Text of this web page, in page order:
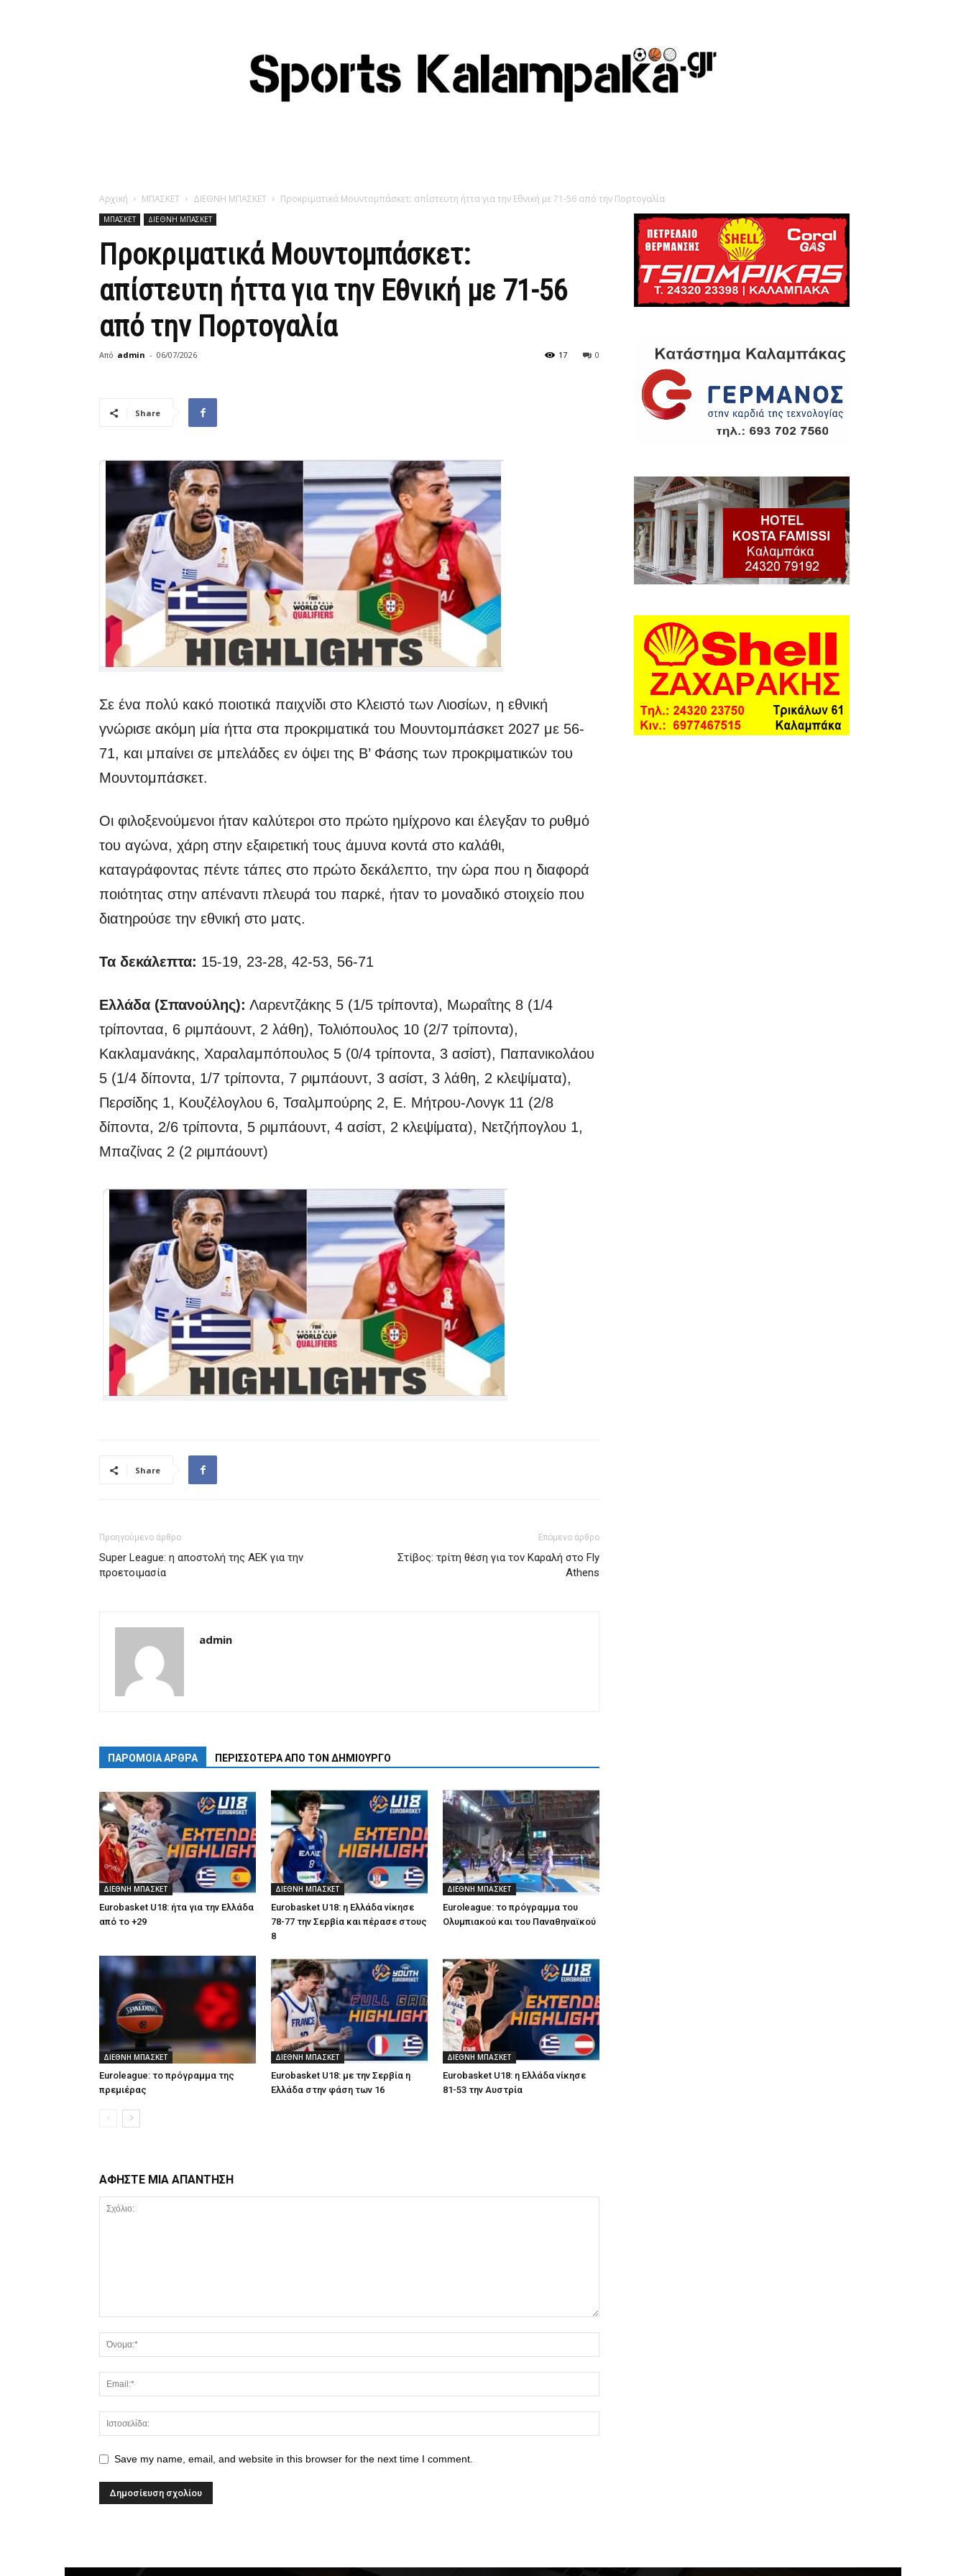
Αρχική ΜΠΑΣΚΕΤ ΔΙΕΘΝΗ ΜΠΑΣΚΕΤ Προκριματικά Μουντομπάσκετ: απίστευτη ήττα για την Εθνική με 71-56 από την Πορτογαλία
ΜΠΑΣΚΕΤ ΔΙΕΘΝΗ ΜΠΑΣΚΕΤ
Προκριματικά Μουντομπάσκετ:
απίστευτη ήττα για την Εθνική με 71-56
από την Πορτογαλία
Από admin - 06/07/2026 0
17
Share
Σε ένα πολύ κακό ποιοτικά παιχνίδι στο Κλειστό των Λιοσίων, η εθνική
γνώρισε ακόμη μία ήττα στα προκριματικά του Μουντομπάσκετ 2027 με 56-
71, και μπαίνει σε μπελάδες εν όψει της Β’ Φάσης των προκριματικών του
Μουντομπάσκετ.
Οι φιλοξενούμενοι ήταν καλύτεροι στο πρώτο ημίχρονο και έλεγξαν το ρυθμό
του αγώνα, χάρη στην εξαιρετική τους άμυνα κοντά στο καλάθι,
καταγράφοντας πέντε τάπες στο πρώτο δεκάλεπτο, την ώρα που η διαφορά
ποιότητας στην απέναντι πλευρά του παρκέ, ήταν το μοναδικό στοιχείο που
διατηρούσε την εθνική στο ματς.
Τα δεκάλεπτα: 15-19, 23-28, 42-53, 56-71
Ελλάδα (Σπανούλης): Λαρεντζάκης 5 (1/5 τρίποντα), Μωραΐτης 8 (1/4
τρίπονταα, 6 ριμπάουντ, 2 λάθη), Τολιόπουλος 10 (2/7 τρίποντα),
Κακλαμανάκης, Χαραλαμπόπουλος 5 (0/4 τρίποντα, 3 ασίστ), Παπανικολάου
5 (1/4 δίποντα, 1/7 τρίποντα, 7 ριμπάουντ, 3 ασίστ, 3 λάθη, 2 κλεψίματα),
Περσίδης 1, Κουζέλογλου 6, Τσαλμπούρης 2, Ε. Μήτρου-Λονγκ 11 (2/8
δίποντα, 2/6 τρίποντα, 5 ριμπάουντ, 4 ασίστ, 2 κλεψίματα), Νετζήπογλου 1,
Μπαζίνας 2 (2 ριμπάουντ)
Share
Προηγούμενο άρθρο
Super League: η αποστολή της ΑΕΚ για την
προετοιμασία
Επόμενο άρθρο
Στίβος: τρίτη θέση για τον Καραλή στο Fly
Athens
admin
ΠΑΡΟΜΟΙΑ ΑΡΘΡΑ ΠΕΡΙΣΣΟΤΕΡΑ ΑΠΟ ΤΟΝ ΔΗΜΙΟΥΡΓΟ
ΔΙΕΘΝΗ ΜΠΑΣΚΕΤ
Eurobasket U18: ήτα για την Ελλάδα
από το +29
ΔΙΕΘΝΗ ΜΠΑΣΚΕΤ
Eurobasket U18: η Ελλάδα νίκησε
78-77 την Σερβία και πέρασε στους
8
ΔΙΕΘΝΗ ΜΠΑΣΚΕΤ
Euroleague: το πρόγραμμα του
Ολυμπιακού και του Παναθηναϊκού
ΔΙΕΘΝΗ ΜΠΑΣΚΕΤ
Euroleague: το πρόγραμμα της
πρεμιέρας
ΔΙΕΘΝΗ ΜΠΑΣΚΕΤ
Eurobasket U18: με την Σερβία η
Ελλάδα στην φάση των 16
ΔΙΕΘΝΗ ΜΠΑΣΚΕΤ
Eurobasket U18: η Ελλάδα νίκησε
81-53 την Αυστρία
ΑΦΗΣΤΕ ΜΙΑ ΑΠΑΝΤΗΣΗ
Save my name, email, and website in this browser for the next time I comment.